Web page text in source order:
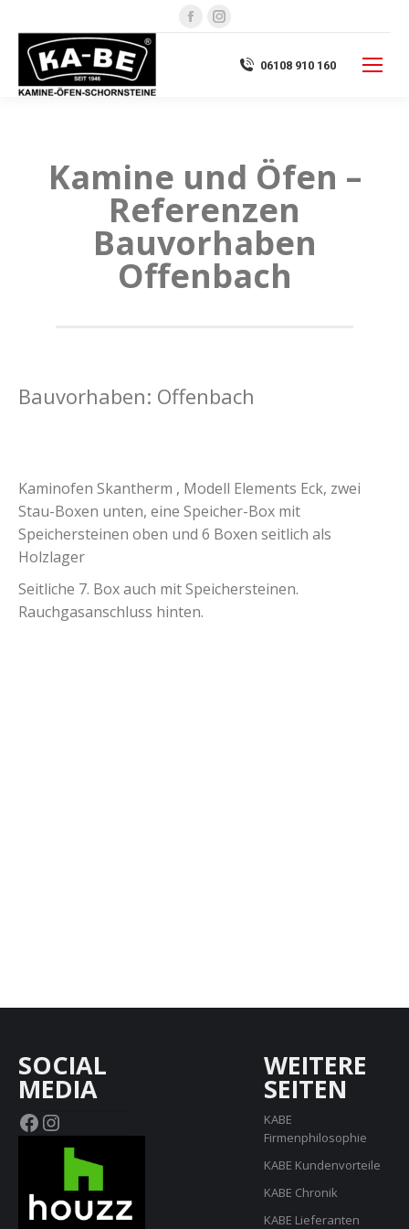
Facebook
Instagram
opens06108 910 160
Kamine und Öfen –
Referenzen
Bauvorhaben
Offenbach
Bauvorhaben: Offenbach
Kaminofen Skantherm , Modell Elements Eck, zwei
Stau-Boxen unten, eine Speicher-Box mit
Speichersteinen oben und 6 Boxen seitlich als
Holzlager
Seitliche 7. Box auch mit Speichersteinen.
Rauchgasanschluss hinten.
SOCIAL
MEDIA
Facebook
Instagram
WEITERE
SEITEN
KABE
Firmenphilosophie
KABE Kundenvorteile
KABE Chronik
KABE Lieferanten